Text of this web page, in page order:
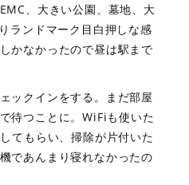
、大きい公園、墓地、大
ランドマーク目白押しな感
かなかったので昼は駅まで
ックインをする。まだ部屋
待つことに。WiFiも使いた
てもらい、掃除が片付いた
であんまり寝れなかったの